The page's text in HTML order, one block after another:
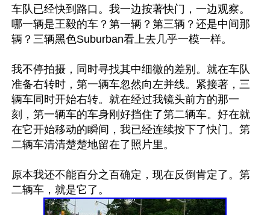
车队已经快到路口。我一边按著快门，一边观察。
哪一辆是王毅的车？第一辆？第三辆？还是中间那
辆？三辆黑色Suburban看上去几乎一模一样。
我不停拍摄，同时寻找其中细微的差别。就在车队
准备右转时，第一辆车忽然向左并线。紧接著，三
辆车同时开始右转。就在经过我镜头前方的那一
刻，第一辆车的车身刚好挡住了第二辆车。好在就
在它开始移动的瞬间，我已经连续按下了快门。第
二辆车清清楚楚地留在了照片里。
原本我还不能百分之百确定，现在反倒肯定了。第